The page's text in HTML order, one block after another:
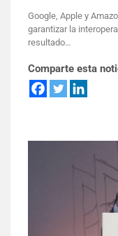
Google, Apple y
garantizar la
resultado…
Comparte esta